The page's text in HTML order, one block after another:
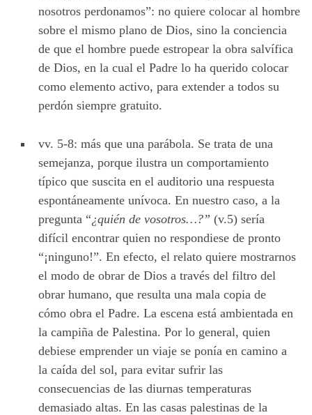
nosotros perdonamos”: no quiere colocar al hombre
sobre el mismo plano de Dios, sino la conciencia
de que el hombre puede estropear la obra salvífica
de Dios, en la cual el Padre lo ha querido colocar
como elemento activo, para extender a todos su
perdón siempre gratuito.
vv. 5-8: más que una parábola. Se trata de una
semejanza, porque ilustra un comportamiento
típico que suscita en el auditorio una respuesta
espontáneamente unívoca. En nuestro caso, a la
pregunta “¿quién de vosotros…?” (v.5) sería
difícil encontrar quien no respondiese de pronto
“¡ninguno!”. En efecto, el relato quiere mostrarnos
el modo de obrar de Dios a través del filtro del
obrar humano, que resulta una mala copia de
cómo obra el Padre. La escena está ambientada en
la campiña de Palestina. Por lo general, quien
debiese emprender un viaje se ponía en camino a
la caída del sol, para evitar sufrir las
consecuencias de las diurnas temperaturas
demasiado altas. En las casas palestinas de la